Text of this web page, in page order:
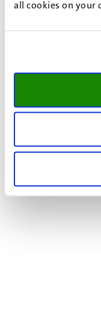
all cookies on your